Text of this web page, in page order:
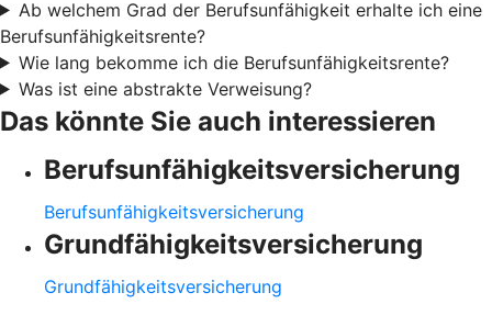
Ab welchem Grad der Berufsunfähigkeit erhalte ich eine
Berufsunfähigkeitsrente?
Wie lang bekomme ich die Berufsunfähigkeitsrente?
Was ist eine abstrakte Verweisung?
Das könnte Sie auch interessieren
Berufsunfähigkeitsversicherung
Berufsunfähigkeitsversicherung
Grundfähigkeitsversicherung
Grundfähigkeitsversicherung